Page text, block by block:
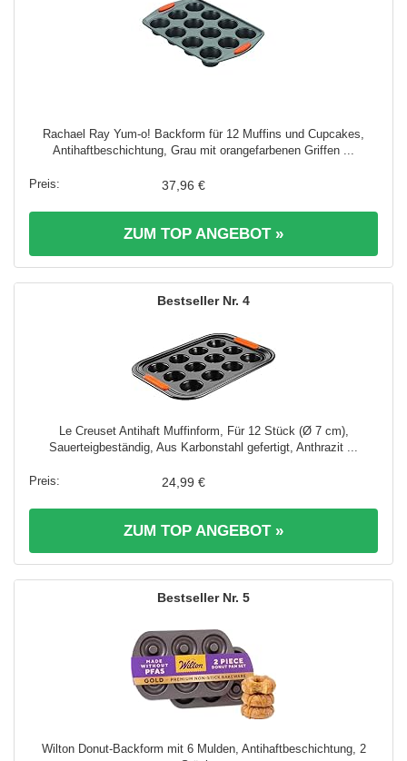
Rachael Ray Yum-o! Backform für 12 Muffins und Cupcakes,
Antihaftbeschichtung, Grau mit orangefarbenen Griffen ...
37,96 €
ZUM TOP ANGEBOT »
4
Le Creuset Antihaft Muffinform, Für 12 Stück (Ø 7 cm),
Sauerteigbeständig, Aus Karbonstahl gefertigt, Anthrazit ...
24,99 €
ZUM TOP ANGEBOT »
5
Wilton Donut-Backform mit 6 Mulden, Antihaftbeschichtung, 2